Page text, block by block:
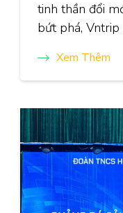
tinh thần đổi
bứt phá, Vntrip
Xem Thêm